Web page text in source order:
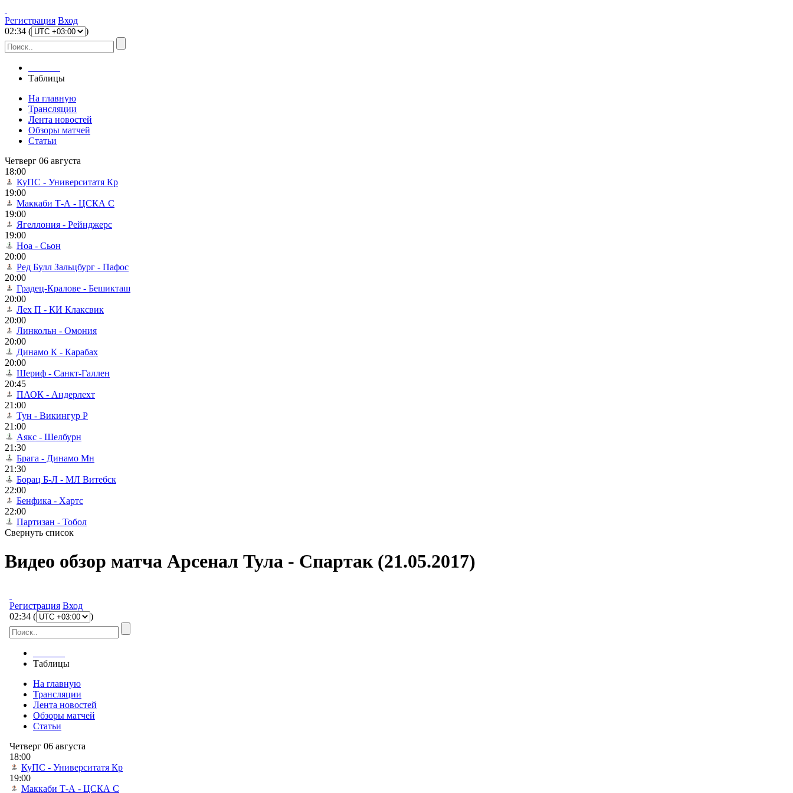
Регистрация Вход
02:34 ( )
Таблицы
На главную
Трансляции
Лента новостей
Обзоры матчей
Статьи
Четверг 06 августа
18:00
КуПС - Университатя Кр
19:00
Маккаби Т-А - ЦСКА С
19:00
Ягеллония - Рейнджерс
19:00
Ноа - Сьон
20:00
Ред Булл Зальцбург - Пафос
20:00
Градец-Кралове - Бешикташ
20:00
Лех П - КИ Клаксвик
20:00
Линкольн - Омония
20:00
Динамо К - Карабах
20:00
Шериф - Санкт-Галлен
20:45
ПАОК - Андерлехт
21:00
Тун - Викингур Р
21:00
Аякс - Шелбурн
21:30
Брага - Динамо Мн
21:30
Борац Б-Л - МЛ Витебск
22:00
Бенфика - Хартс
22:00
Партизан - Тобол
Свернуть список
Видео обзор матча Арсенал Тула - Спартак (21.05.2017)